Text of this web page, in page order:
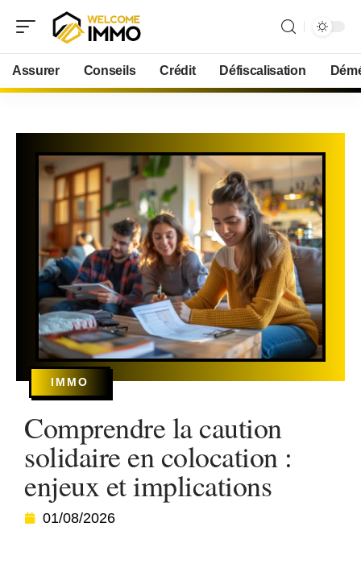
Assurer Conseils Crédit Défiscalisation
IMMO
Comprendre la caution
solidaire en colocation :
enjeux et implications
01/08/2026